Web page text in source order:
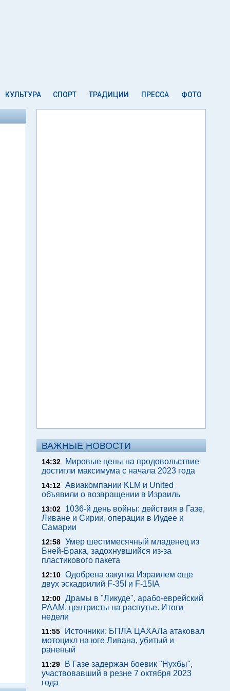
КУЛЬТУРА СПОРТ ТРАДИЦИИ ПРЕССА ФОТО
ВАЖНЫЕ НОВОСТИ
14:32
Мировые цены на продовольствие
достигли максимума с начала 2023 года
14:12 Авиакомпании KLM и United
объявили о возвращении в Израиль
13:02
1036-й день войны: действия в Газе,
Ливане и Сирии, операции в Иудее и
Самарии
12:58 Умер шестимесячный младенец из
Бней-Брака, задохнувшийся из-за
пластикового пакета
12:10 Одобрена закупка Израилем еще
двух эскадрилий F-35I и F-15IA
12:00 Драмы в "Ликуде", арабо-еврейский
РААМ, центристы на распутье. Итоги
недели
11:55
Источники: БПЛА ЦАХАЛа атаковал
мотоцикл на юге Ливана, убитый и
раненый
11:29
В Газе задержан боевик "Нухбы",
участвовавший в резне 7 октября 2023
года